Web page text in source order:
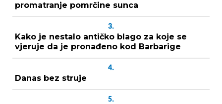
promatranje pomrčine sunca
3.
Kako je nestalo antičko blago za koje se
vjeruje da je pronađeno kod Barbarige
4.
Danas bez struje
5.